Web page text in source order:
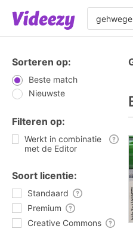
Sorteren op:
Beste match
Nieuwste
Filteren op:
Werkt in combinatie
met de Editor
Soort licentie:
Standaard
Premium
Creative Commons